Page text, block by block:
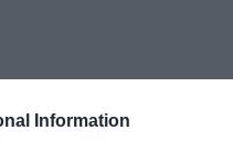
Information
ελληνικά και τι στα
με ξυλομπογιές)